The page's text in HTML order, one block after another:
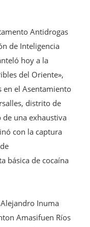
Antidrogas
de Inteligencia
hoy a la
del Oriente»,
en el Asentamiento
distrito de
de una exhaustiva
con la captura
básica de cocaína
Inuma
Amasifuen Ríos